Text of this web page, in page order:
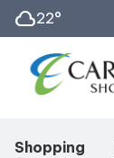
cloud22°
Shopping